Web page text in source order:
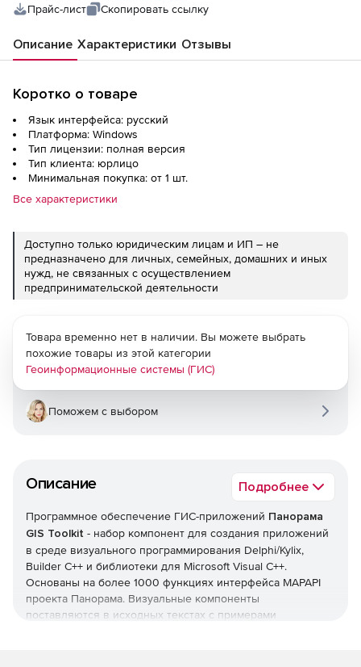
Прайс-лист
Скопировать ссылку
Описание Характеристики Отзывы
Коротко о товаре
Язык интерфейса: русский
Платформа: Windows
Тип лицензии: полная версия
Тип клиента: юрлицо
Минимальная покупка: от 1 шт.
Все характеристики
Доступно только юридическим лицам и ИП – не
предназначено для личных, семейных, домашних и иных
нужд, не связанных с осуществлением
предпринимательской деятельности
Описание Подробнее
Программное обеспечение ГИС-приложений Панорама
GIS Toolkit - набор компонент для создания приложений
в среде визуального программирования Delphi/Kylix,
Builder C++ и библиотеки для Microsoft Visual C++.
Основаны на более 1000 функциях интерфейса MAPAPI
проекта Панорама. Визуальные компоненты
поставляются в исходных текстах с примерами
Товара временно нет в наличии. Вы можете выбрать
похожие товары из этой категории
Геоинформационные системы (ГИС)
Поможем с выбором